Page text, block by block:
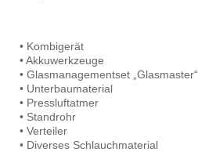
• Kombigerät
• Akkuwerkzeuge
• Glasmanagementset „Glasmaster“
• Unterbaumaterial
• Pressluftatmer
• Standrohr
• Verteiler
• Diverses Schlauchmaterial